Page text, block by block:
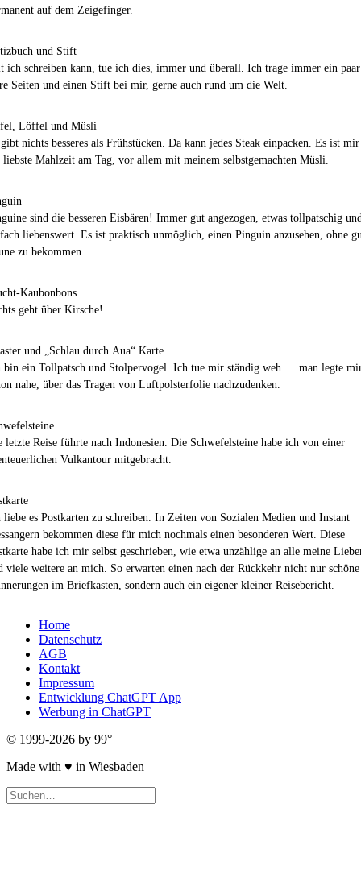
auf dem Zeigefinger.
und Stift
ich schreiben kann, tue ich dies, immer und überall. Ich trage immer ein paar
Seiten und einen Stift bei mir, gerne auch rund um die Welt.
Löffel und Müsli
nichts besseres als Frühstücken. Da kann jedes Steak einpacken. Es ist mir
liebste Mahlzeit am Tag, vor allem mit meinem selbstgemachten Müsli.
sind die besseren Eisbären! Immer gut angezogen, etwas tollpatschig
liebenswert. Es ist praktisch unmöglich, einen Pinguin anzusehen, ohne
zu bekommen.
Kaubonbons
geht über Kirsche!
und „Schlau durch Aua“ Karte
bin ein Tollpatsch und Stolpervogel. Ich tue mir ständig weh … man legte
nahe, über das Tragen von Luftpolsterfolie nachzudenken.
letzte Reise führte nach Indonesien. Die Schwefelsteine habe ich von einer
Vulkantour mitgebracht.
liebe es Postkarten zu schreiben. In Zeiten von Sozialen Medien und Instant
bekommen diese für mich nochmals einen besonderen Wert. Diese
habe ich mir selbst geschrieben, wie etwa unzählige an alle meine
viele weitere an mich. So erwarten einen nach der Rückkehr nicht nur schöne
im Briefkasten, sondern auch ein eigener kleiner Reisebericht.
Home
Datenschutz
AGB
Kontakt
Impressum
Entwicklung ChatGPT App
Werbung in ChatGPT
© 1999-2026 by 99°
Made with ♥ in Wiesbaden